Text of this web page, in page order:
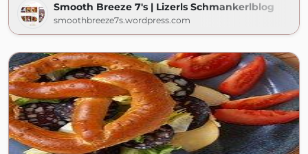
Smooth Breeze 7's | Lizerls Schmankerlblog
smoothbreeze7s.wordpress.com